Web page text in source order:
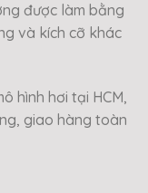
được làm bằng
và kích cỡ khác
hình hơi tại HCM,
giao hàng toàn